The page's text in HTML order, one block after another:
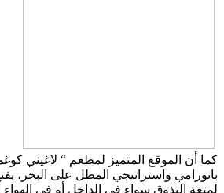
كما أن الموقع المتميز لمطعم “ لاغيني
بانورامي واستراتيجي المطل على البحر،
لمتعة التذوق سواء في الداخل أو في